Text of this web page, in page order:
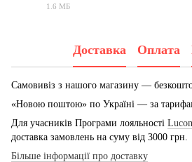
1.6 МБ
Доставка Оплата
Самовивіз з нашого магазину —
«Новою поштою» по Україні — за
Для учасників Програми лояльності
доставка замовлень на суму від 3000 грн.
Більше інформації про доставку